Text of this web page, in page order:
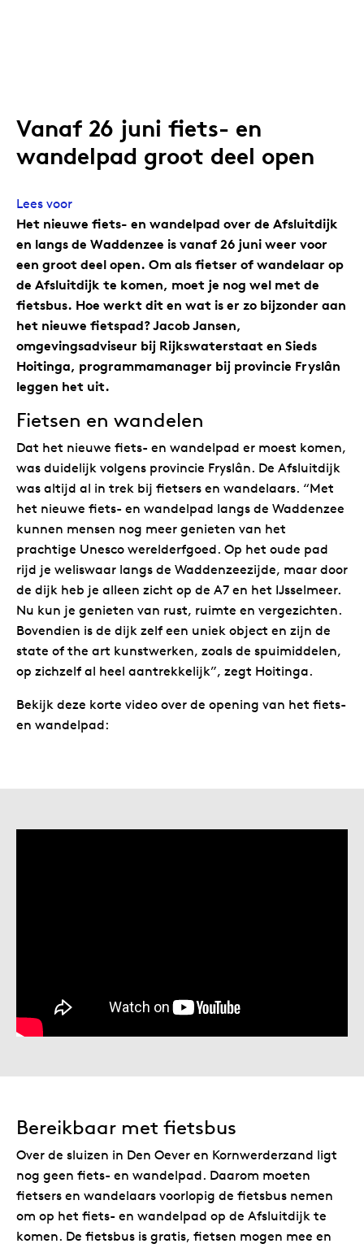
Vanaf 26 juni fiets- en
wandelpad groot deel open
Lees voor
Het nieuwe fiets- en wandelpad over de Afsluitdijk
en langs de Waddenzee is vanaf 26 juni weer voor
een groot deel open. Om als fietser of wandelaar op
de Afsluitdijk te komen, moet je nog wel met de
fietsbus. Hoe werkt dit en wat is er zo bijzonder aan
het nieuwe fietspad? Jacob Jansen,
omgevingsadviseur bij Rijkswaterstaat en Sieds
Hoitinga, programmamanager bij provincie Fryslân
leggen het uit.
Fietsen en wandelen
Dat het nieuwe fiets- en wandelpad er moest komen,
was duidelijk volgens provincie Fryslân. De Afsluitdijk
was altijd al in trek bij fietsers en wandelaars. “Met
het nieuwe fiets- en wandelpad langs de Waddenzee
kunnen mensen nog meer genieten van het
prachtige Unesco werelderfgoed. Op het oude pad
rijd je weliswaar langs de Waddenzeezijde, maar door
de dijk heb je alleen zicht op de A7 en het IJsselmeer.
Nu kun je genieten van rust, ruimte en vergezichten.
Bovendien is de dijk zelf een uniek object en zijn de
state of the art kunstwerken, zoals de spuimiddelen,
op zichzelf al heel aantrekkelijk”, zegt Hoitinga.
Bekijk deze korte video over de opening van het fiets-
en wandelpad:
Bereikbaar met fietsbus
Over de sluizen in Den Oever en Kornwerderzand ligt
nog geen fiets- en wandelpad. Daarom moeten
fietsers en wandelaars voorlopig de fietsbus nemen
om op het fiets- en wandelpad op de Afsluitdijk te
komen. De fietsbus is gratis, fietsen mogen mee en